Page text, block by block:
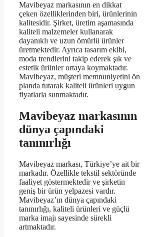
Mavibeyaz markasının en dikkat
çeken özelliklerinden biri, ürünlerinin
kalitesidir. Şirket, üretim aşamasında
kaliteli malzemeler kullanarak
dayanıklı ve uzun ömürlü ürünler
üretmektedir. Ayrıca tasarım ekibi,
moda trendlerini takip ederek şık ve
estetik ürünler ortaya koymaktadır.
Mavibeyaz, müşteri memnuniyetini ön
planda tutarak kaliteli ürünleri uygun
fiyatlarla sunmaktadır.
Mavibeyaz markasının
dünya çapındaki
tanınırlığı
Mavibeyaz markası, Türkiye’ye ait bir
markadır. Özellikle tekstil sektöründe
faaliyet göstermektedir ve şirketin
geniş bir ürün yelpazesi vardır.
Mavibeyaz’ın dünya çapındaki
tanınırlığı, kaliteli ürünleri ve güçlü
marka imajı sayesinde sürekli
artmaktadır.